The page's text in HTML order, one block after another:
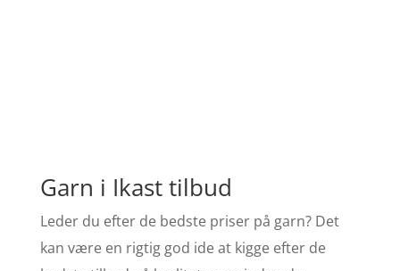
Garn i Ikast tilbud
Leder du efter de bedste priser på garn? Det
kan være en rigtig god ide at kigge efter de